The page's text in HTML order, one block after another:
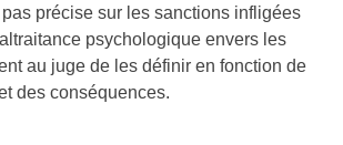
pas précise sur les sanctions infligées
psychologique envers les
au juge de les définir en fonction de
des conséquences.